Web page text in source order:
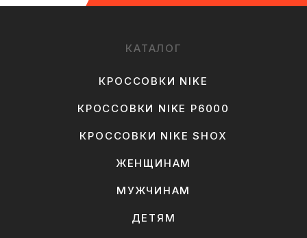
КАТАЛОГ
КРОССОВКИ NIKE
КРОССОВКИ NIKE P6000
КРОССОВКИ NIKE SHOX
ЖЕНЩИНАМ
МУЖЧИНАМ
ДЕТЯМ